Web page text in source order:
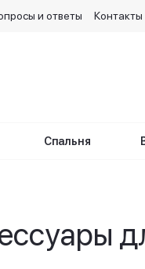
и ответы Контакты
Спальня